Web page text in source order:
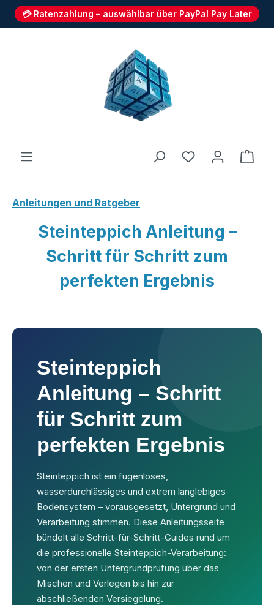
💳 Ratenzahlung – auswählbar über PayPal Pay Later
Du hast 0
Anleitungen und Ratgeber
Steinteppich Anleitung –
Schritt für Schritt zum
perfekten Ergebnis
Steinteppich
Anleitung – Schritt
für Schritt zum
perfekten Ergebnis
Steinteppich ist ein fugenloses,
wasserdurchlässiges und extrem langlebiges
Bodensystem – vorausgesetzt, Untergrund und
Verarbeitung stimmen. Diese Anleitungsseite
bündelt alle Schritt-für-Schritt-Guides rund um
die professionelle Steinteppich-Verarbeitung:
von der ersten Untergrundprüfung über das
Mischen und Verlegen bis hin zur
abschließenden Versiegelung.